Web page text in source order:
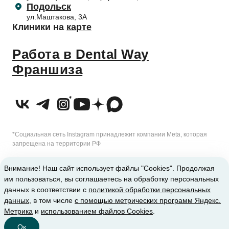
Внимание! Наш сайт использует файлы "Cookies". Продолжая
им пользоваться, вы соглашаетесь на обработку персональных
данных в соответствии с политикой обработки персональных
данных , в том числе с помощью метрических программ Яндекс.
Метрика и использованием файлов Cookies
Ок
Подольск
ул.Маштакова, 3А
Клиники на карте
Работа в Dental Way
Франшиза
*Социальная сеть Instagram принадлежит компании Meta, которая
запрещена на территории РФ
ИМЕЮТСЯ ПРОТИВОПОКАЗАНИЯ. ТРЕБУЕТСЯ КОНСУЛЬТАЦИЯ
СПЕЦИАЛИСТА